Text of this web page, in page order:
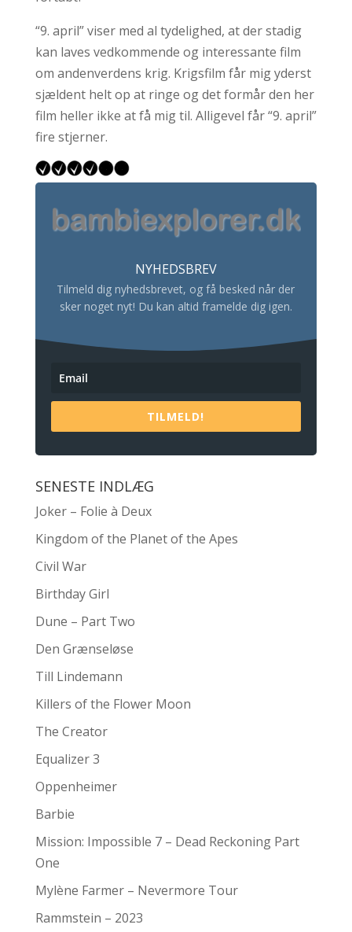
“9. april” viser med al tydelighed, at der stadig
kan laves vedkommende og interessante film
om andenverdens krig. Krigsfilm får mig yderst
sjældent helt op at ringe og det formår den her
film heller ikke at få mig til. Alligevel får “9. april”
fire stjerner.
NYHEDSBREV
Tilmeld dig nyhedsbrevet, og få besked når der
sker noget nyt! Du kan altid framelde dig igen.
TILMELD!
SENESTE INDLÆG
Joker – Folie à Deux
Kingdom of the Planet of the Apes
Civil War
Birthday Girl
Dune – Part Two
Den Grænseløse
Till Lindemann
Killers of the Flower Moon
The Creator
Equalizer 3
Oppenheimer
Barbie
Mission: Impossible 7 – Dead Reckoning Part
One
Mylène Farmer – Nevermore Tour
Rammstein – 2023